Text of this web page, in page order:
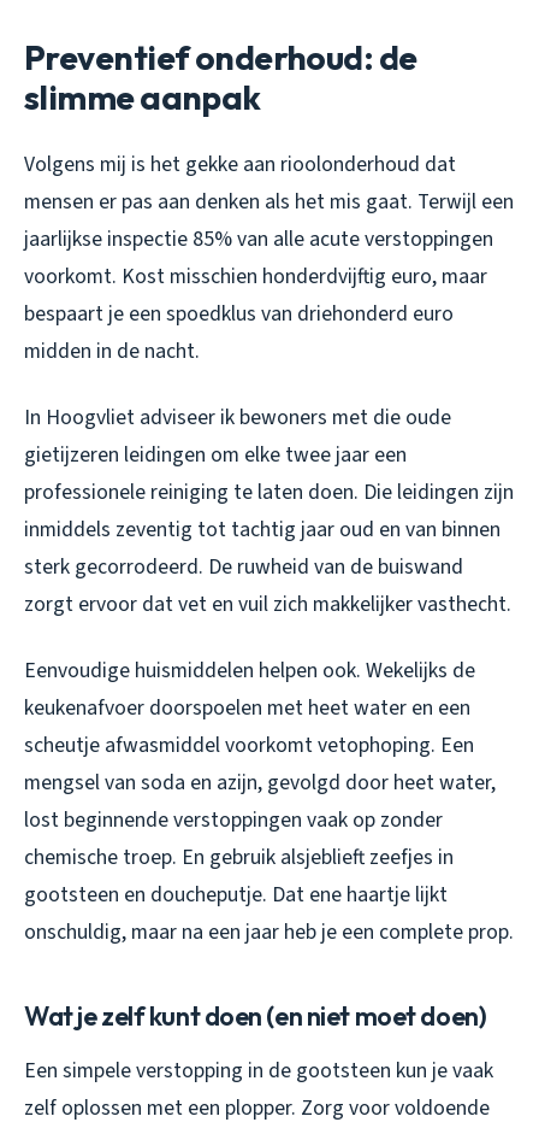
Preventief onderhoud: de
slimme aanpak
Volgens mij is het gekke aan rioolonderhoud dat
mensen er pas aan denken als het mis gaat. Terwijl een
jaarlijkse inspectie 85% van alle acute verstoppingen
voorkomt. Kost misschien honderdvijftig euro, maar
bespaart je een spoedklus van driehonderd euro
midden in de nacht.
In Hoogvliet adviseer ik bewoners met die oude
gietijzeren leidingen om elke twee jaar een
professionele reiniging te laten doen. Die leidingen zijn
inmiddels zeventig tot tachtig jaar oud en van binnen
sterk gecorrodeerd. De ruwheid van de buiswand
zorgt ervoor dat vet en vuil zich makkelijker vasthecht.
Eenvoudige huismiddelen helpen ook. Wekelijks de
keukenafvoer doorspoelen met heet water en een
scheutje afwasmiddel voorkomt vetophoping. Een
mengsel van soda en azijn, gevolgd door heet water,
lost beginnende verstoppingen vaak op zonder
chemische troep. En gebruik alsjeblieft zeefjes in
gootsteen en doucheputje. Dat ene haartje lijkt
onschuldig, maar na een jaar heb je een complete prop.
Wat je zelf kunt doen (en niet moet doen)
Een simpele verstopping in de gootsteen kun je vaak
zelf oplossen met een plopper. Zorg voor voldoende